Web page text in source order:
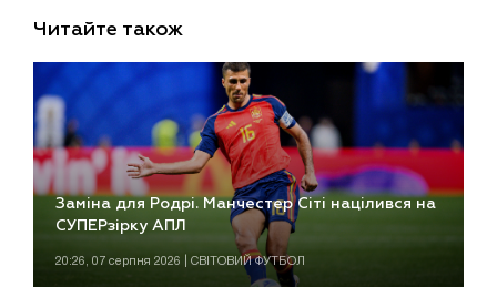
Читайте також
Заміна для Родрі. Манчестер Сіті націлився на
СУПЕРзірку АПЛ
20:26, 07 серпня 2026 | СВІТОВИЙ ФУТБОЛ